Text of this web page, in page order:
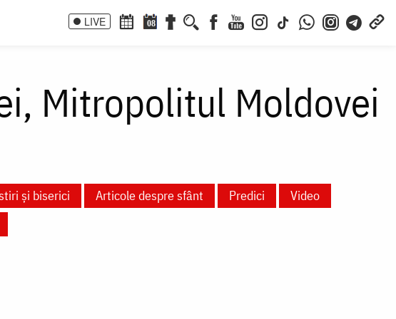
LIVE 08
Mitropolitul Moldovei
și biserici Articole despre sfânt Predici
Video